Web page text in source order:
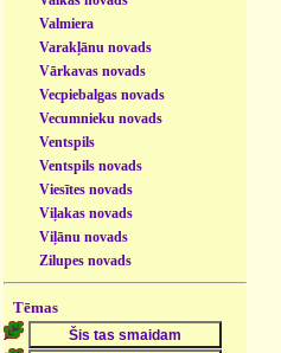
Valmiera
Varakļānu novads
Vārkavas novads
Vecpiebalgas novads
Vecumnieku novads
Ventspils
Ventspils novads
Viesītes novads
Viļakas novads
Viļānu novads
Zilupes novads
Tēmas